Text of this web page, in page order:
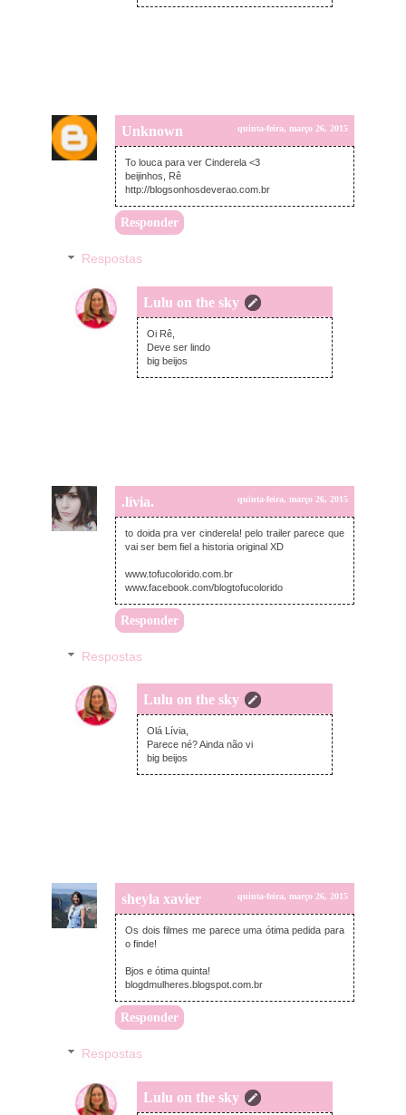
Unknown quinta-feira, março 26, 2015
To louca para ver Cinderela <3
beijinhos, Rê
http://blogsonhosdeverao.com.br
Responder
Respostas
Lulu on the sky
quinta-feira, março 26, 2015
Oi Rê,
Deve ser lindo
big beijos
.lívia. quinta-feira, março 26, 2015
to doida pra ver cinderela! pelo trailer parece que
vai ser bem fiel a historia original XD
www.tofucolorido.com.br
www.facebook.com/blogtofucolorido
Responder
Respostas
Lulu on the sky
quinta-feira, março 26, 2015
Olá Lívia,
Parece né? Ainda não vi
big beijos
sheyla xavier quinta-feira, março 26, 2015
Os dois filmes me parece uma ótima pedida para
o finde!
Bjos e ótima quinta!
blogdmulheres.blogspot.com.br
Responder
Respostas
Lulu on the sky